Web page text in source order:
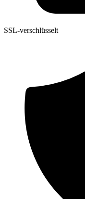
SSL-verschlüsselt